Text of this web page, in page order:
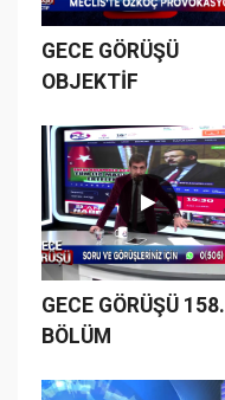
GECE GÖRÜŞÜ
OBJEKTİF
GECE GÖRÜŞÜ 158.
BÖLÜM